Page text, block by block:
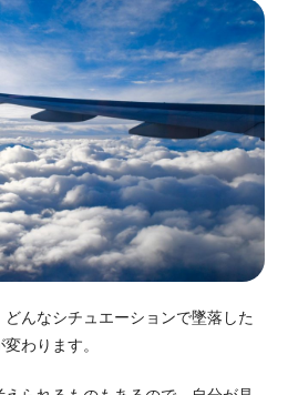
んなシチュエーションで墜落した
わります。